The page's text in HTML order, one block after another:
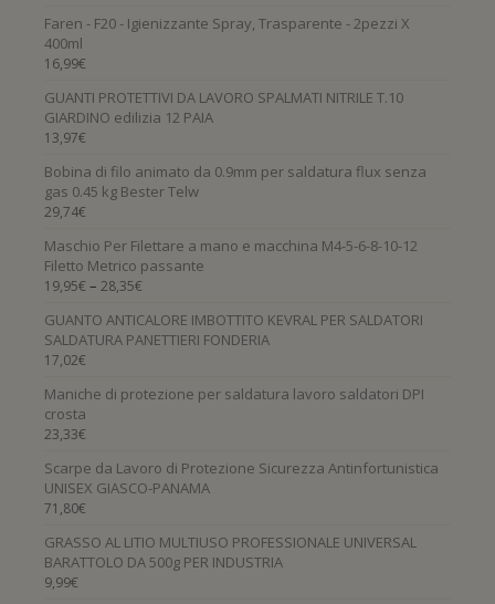
Faren - F20 - Igienizzante Spray, Trasparente - 2pezzi X
400ml
16,99€
GUANTI PROTETTIVI DA LAVORO SPALMATI NITRILE T.10
GIARDINO edilizia 12 PAIA
13,97€
Bobina di filo animato da 0.9mm per saldatura flux senza
gas 0.45 kg Bester Telw
29,74€
Maschio Per Filettare a mano e macchina M4-5-6-8-10-12
Filetto Metrico passante
19,95€ – 28,35€
GUANTO ANTICALORE IMBOTTITO KEVRAL PER SALDATORI
SALDATURA PANETTIERI FONDERIA
17,02€
Maniche di protezione per saldatura lavoro saldatori DPI
crosta
23,33€
Scarpe da Lavoro di Protezione Sicurezza Antinfortunistica
UNISEX GIASCO-PANAMA
71,80€
GRASSO AL LITIO MULTIUSO PROFESSIONALE UNIVERSAL
BARATTOLO DA 500g PER INDUSTRIA
9,99€